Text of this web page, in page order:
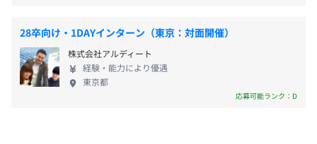
るために日々取り組みを行います。目標は技術的なものや
業務にかかわるものを設定し、社員の能力向上を目指しま
す。
社内検定等の制度の有無及びその内容
つながっています。 入社後の研修をはじめとした手
厚い技術支援で、メンバー一人ひとりのスキル底上
げをおこない、お客様の課題を愚直に解決し続ける
ことで、揺るぎない信頼を築いています。 ④徹底し
28卒向け・1DAYインターン（東京：対面開催）
株式会社アルディート
経験・能力により優遇
東京都
応募可能ランク：D